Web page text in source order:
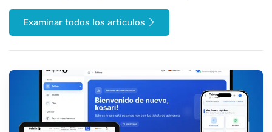
Examinar todos los artículos